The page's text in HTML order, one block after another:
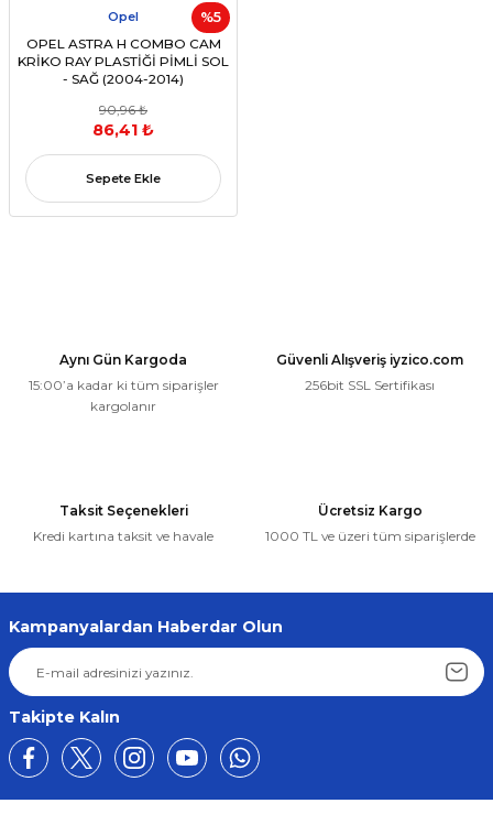
%5
Opel
OPEL ASTRA H COMBO CAM
KRİKO RAY PLASTİĞİ PİMLİ SOL
- SAĞ (2004-2014)
13100424-94703267)
90,96 ₺
86,41 ₺
Sepete Ekle
Aynı Gün Kargoda
15:00’a kadar ki tüm siparişler
kargolanır
Güvenli Alışveriş iyzico.com
256bit SSL Sertifikası
Taksit Seçenekleri
Kredi kartına taksit ve havale
Ücretsiz Kargo
1000 TL ve üzeri tüm siparişlerde
Kampanyalardan Haberdar Olun
Takipte Kalın